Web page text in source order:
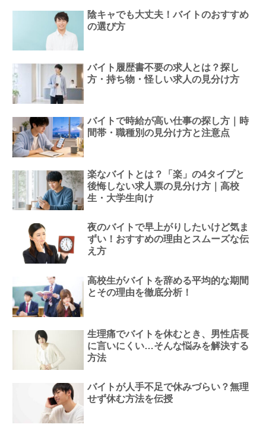
陰キャでも大丈夫！バイトのおすすめ
の選び方
バイト履歴書不要の求人とは？探し
方・持ち物・怪しい求人の見分け方
バイトで時給が高い仕事の探し方｜時
間帯・職種別の見分け方と注意点
楽なバイトとは？「楽」の4タイプと
後悔しない求人票の見分け方｜高校
生・大学生向け
夜のバイトで早上がりしたいけど気ま
ずい！おすすめの理由とスムーズな伝
え方
高校生がバイトを辞める平均的な期間
とその理由を徹底分析！
生理痛でバイトを休むとき、男性店長
に言いにくい…そんな悩みを解決する
方法
バイトが人手不足で休みづらい？無理
せず休む方法を伝授